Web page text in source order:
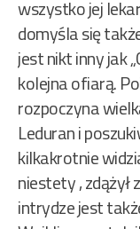
wszystko jej
domyśla się
jest nikt inny jak
kolejna ofiarą.
rozpoczyna
Leduran i
kilkakrotnie
niestety ,
intrydze jest